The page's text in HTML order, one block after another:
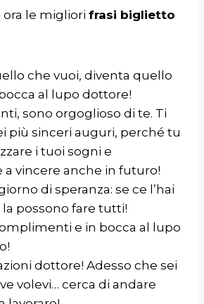
le migliori frasi biglietto
che vuoi, diventa quello
al lupo dottore!
sono orgoglioso di te. Ti
più sinceri auguri, perché tu
i tuoi sogni e
a vincere anche in futuro!
di speranza: se ce l’hai
possono fare tutti!
e in bocca al lupo
dottore! Adesso che sei
volevi… cerca di andare